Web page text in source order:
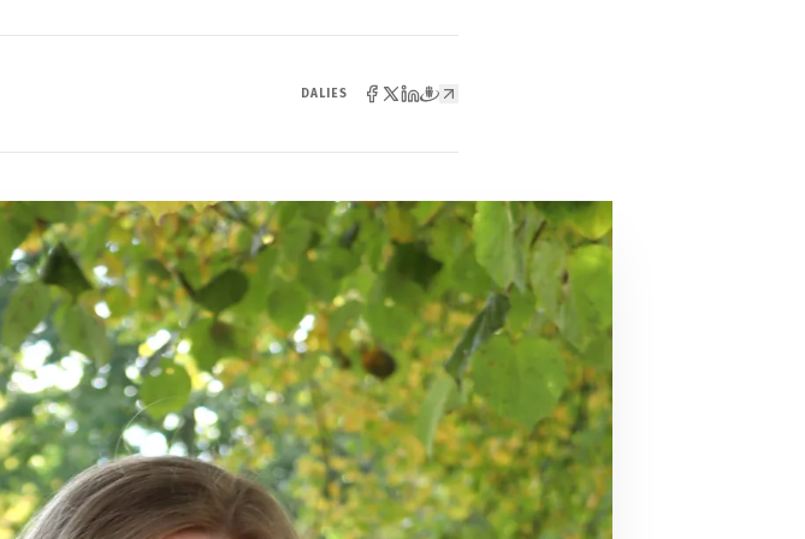
DALIES